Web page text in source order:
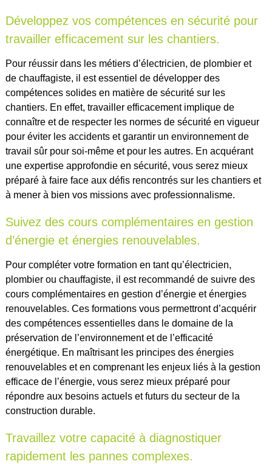
Développez vos compétences en sécurité pour
travailler efficacement sur les chantiers.
Pour réussir dans les métiers d’électricien, de plombier et
de chauffagiste, il est essentiel de développer des
compétences solides en matière de sécurité sur les
chantiers. En effet, travailler efficacement implique de
connaître et de respecter les normes de sécurité en vigueur
pour éviter les accidents et garantir un environnement de
travail sûr pour soi-même et pour les autres. En acquérant
une expertise approfondie en sécurité, vous serez mieux
préparé à faire face aux défis rencontrés sur les chantiers et
à mener à bien vos missions avec professionnalisme.
Suivez des cours complémentaires en gestion
d’énergie et énergies renouvelables.
Pour compléter votre formation en tant qu’électricien,
plombier ou chauffagiste, il est recommandé de suivre des
cours complémentaires en gestion d’énergie et énergies
renouvelables. Ces formations vous permettront d’acquérir
des compétences essentielles dans le domaine de la
préservation de l’environnement et de l’efficacité
énergétique. En maîtrisant les principes des énergies
renouvelables et en comprenant les enjeux liés à la gestion
efficace de l’énergie, vous serez mieux préparé pour
répondre aux besoins actuels et futurs du secteur de la
construction durable.
Travaillez votre capacité à diagnostiquer
rapidement les pannes complexes.